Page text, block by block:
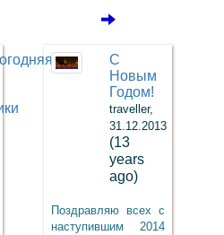
С
Новым
Годом!
traveller,
31.12.2013
(13
years
ago)
Поздравляю всех с
наступившим 2014